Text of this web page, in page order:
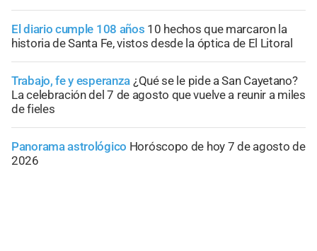
El diario cumple 108 años 10 hechos que marcaron la
historia de Santa Fe, vistos desde la óptica de El Litoral
Trabajo, fe y esperanza ¿Qué se le pide a San Cayetano?
La celebración del 7 de agosto que vuelve a reunir a miles
de fieles
Panorama astrológico Horóscopo de hoy 7 de agosto de
2026